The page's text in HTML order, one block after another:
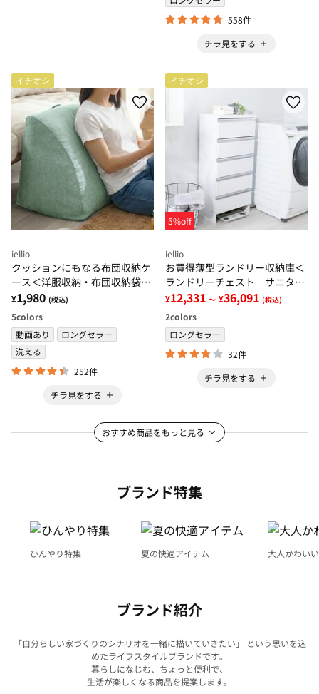
558件
チラ見をする
イチオシ
iellio
クッションにもなる布団収納ケ
ース＜洋服収納・布団収納袋・
クッション・腰あて・便利・見
せる収納＞
¥1,980 (税込)
5colors
動画あり
ロングセラー
洗える
252件
チラ見をする
イチオシ
5%off
iellio
お買得薄型ランドリー収納庫＜
ランドリーチェスト サニタリ
ー収納 サニタリーチェスト
薄型収納＞
¥12,331 ～ ¥36,091 (税込)
2colors
ロングセラー
32件
チラ見をする
おすすめ商品をもっと見る
ブランド特集
ひんやり特集 夏の快適アイテム 大人かわい
ブランド紹介
「自分らしい家づくりのシナリオを一緒に描いていきたい」 という思いを込
めたライフスタイルブランドです。
暮らしになじむ、ちょっと便利で、
生活が楽しくなる商品を提案します。